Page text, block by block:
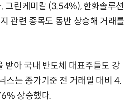
그린케미칼 (3.54%), 한화솔루션
관련 종목도 동반 상승해 거래를
받아 국내 반도체 대표주들도 강
스는 종가기준 전 거래일 대비 4.
상승했다.